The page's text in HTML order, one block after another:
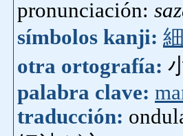
pronunciación:
símbolos kanji:
otra ortografía:
palabra clave:
traducción: